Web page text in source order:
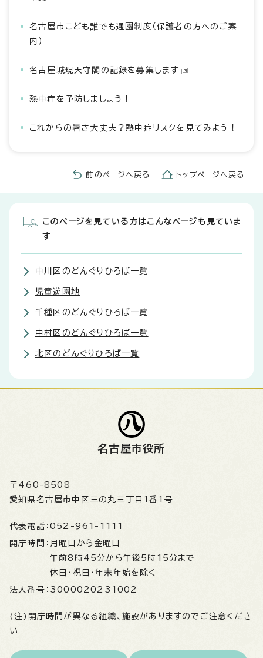
名古屋市こども誰でも通園制度（保護者の方へのご案
内）
名古屋城現天守閣の記録を募集します
熱中症を予防しましょう！
これからの暑さ大丈夫？熱中症リスクを見てみよう！
前のページへ戻る トップページへ戻る
このページを見ている方はこんなページも見ていま
す
中川区のどんぐりひろば一覧
児童遊園地
千種区のどんぐりひろば一覧
中村区のどんぐりひろば一覧
北区のどんぐりひろば一覧
名古屋市役所
〒460-8508
愛知県名古屋市中区三の丸三丁目1番1号
代表電話： 052-961-1111
開庁時間： 月曜日から金曜日
午前8時45分から午後5時15分まで
休日・祝日・年末年始を除く
法人番号： 3000020231002
(注)開庁時間が異なる組織、施設がありますのでご注意くださ
い